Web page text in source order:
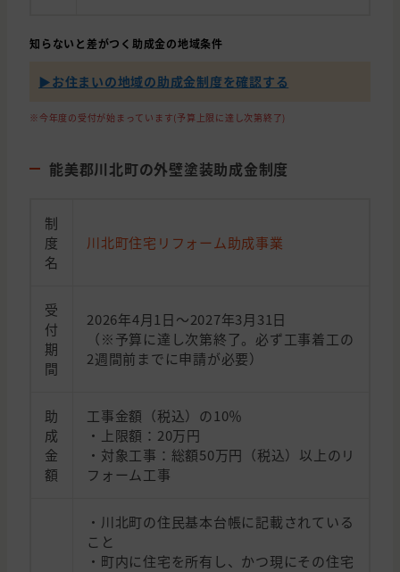
知らないと差がつく助成金の地域条件
▶︎お住まいの地域の助成金制度を確認する
※今年度の受付が始まっています(予算上限に達し次第終了)
能美郡川北町の外壁塗装助成金制度
制
度
名
川北町住宅リフォーム助成事業
受
付
期
間
2026年4月1日～2027年3月31日
（※予算に達し次第終了。必ず工事着工の
2週間前までに申請が必要）
助
成
金
額
工事金額（税込）の10％
・上限額：20万円
・対象工事：総額50万円（税込）以上のリ
フォーム工事
・川北町の住民基本台帳に記載されている
こと
・町内に住宅を所有し、かつ現にその住宅